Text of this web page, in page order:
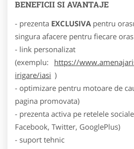
BENEFICII SI AVANTAJE
- prezenta EXCLUSIVA pentru
singura afacere pentru fiecare
- link personalizat
(exemplu:
https://
irigare/iasi )
- optimizare pentru motoare de
pagina promovata)
- prezenta activa pe retelele
Facebook, Twitter, GooglePlus)
- suport tehnic